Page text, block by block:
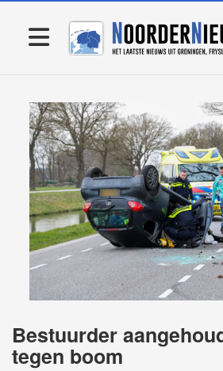
Bestuurder
tegen boom